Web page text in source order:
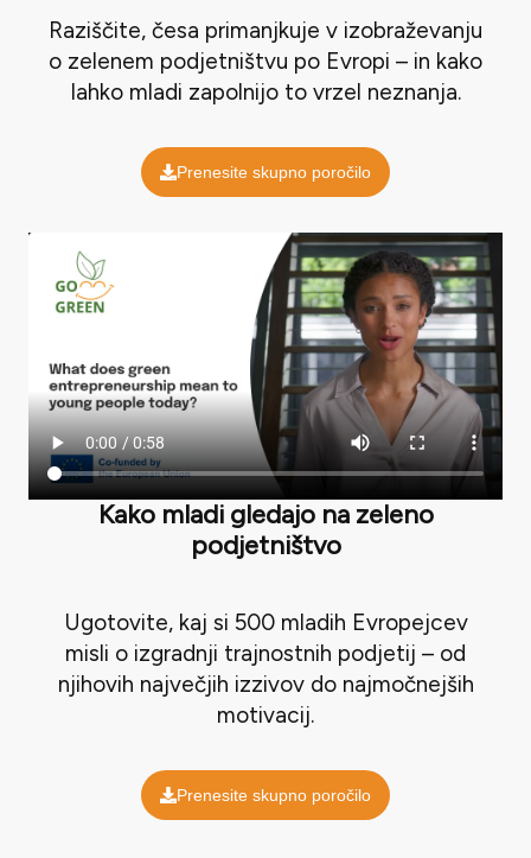
Raziščite, česa primanjkuje v izobraževanju
o zelenem podjetništvu po Evropi – in kako
lahko mladi zapolnijo to vrzel neznanja.
Prenesite skupno poročilo
Kako mladi gledajo na zeleno
podjetništvo
Ugotovite, kaj si 500 mladih Evropejcev
misli o izgradnji trajnostnih podjetij – od
njihovih največjih izzivov do najmočnejših
motivacij.
Prenesite skupno poročilo